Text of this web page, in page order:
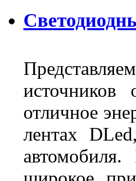
отличное
лентах